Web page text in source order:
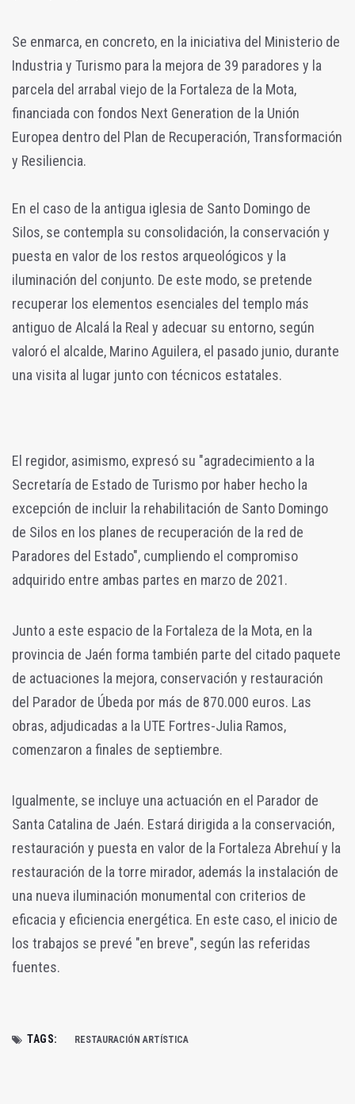
Se enmarca, en concreto, en la iniciativa del Ministerio de
Industria y Turismo para la mejora de 39 paradores y la
parcela del arrabal viejo de la Fortaleza de la Mota,
financiada con fondos Next Generation de la Unión
Europea dentro del Plan de Recuperación, Transformación
y Resiliencia.
En el caso de la antigua iglesia de Santo Domingo de
Silos, se contempla su consolidación, la conservación y
puesta en valor de los restos arqueológicos y la
iluminación del conjunto. De este modo, se pretende
recuperar los elementos esenciales del templo más
antiguo de Alcalá la Real y adecuar su entorno, según
valoró el alcalde, Marino Aguilera, el pasado junio, durante
una visita al lugar junto con técnicos estatales.
El regidor, asimismo, expresó su "agradecimiento a la
Secretaría de Estado de Turismo por haber hecho la
excepción de incluir la rehabilitación de Santo Domingo
de Silos en los planes de recuperación de la red de
Paradores del Estado", cumpliendo el compromiso
adquirido entre ambas partes en marzo de 2021.
Junto a este espacio de la Fortaleza de la Mota, en la
provincia de Jaén forma también parte del citado paquete
de actuaciones la mejora, conservación y restauración
del Parador de Úbeda por más de 870.000 euros. Las
obras, adjudicadas a la UTE Fortres-Julia Ramos,
comenzaron a finales de septiembre.
Igualmente, se incluye una actuación en el Parador de
Santa Catalina de Jaén. Estará dirigida a la conservación,
restauración y puesta en valor de la Fortaleza Abrehuí y la
restauración de la torre mirador, además la instalación de
una nueva iluminación monumental con criterios de
eficacia y eficiencia energética. En este caso, el inicio de
los trabajos se prevé "en breve", según las referidas
fuentes.
TAGS: RESTAURACIÓN ARTÍSTICA